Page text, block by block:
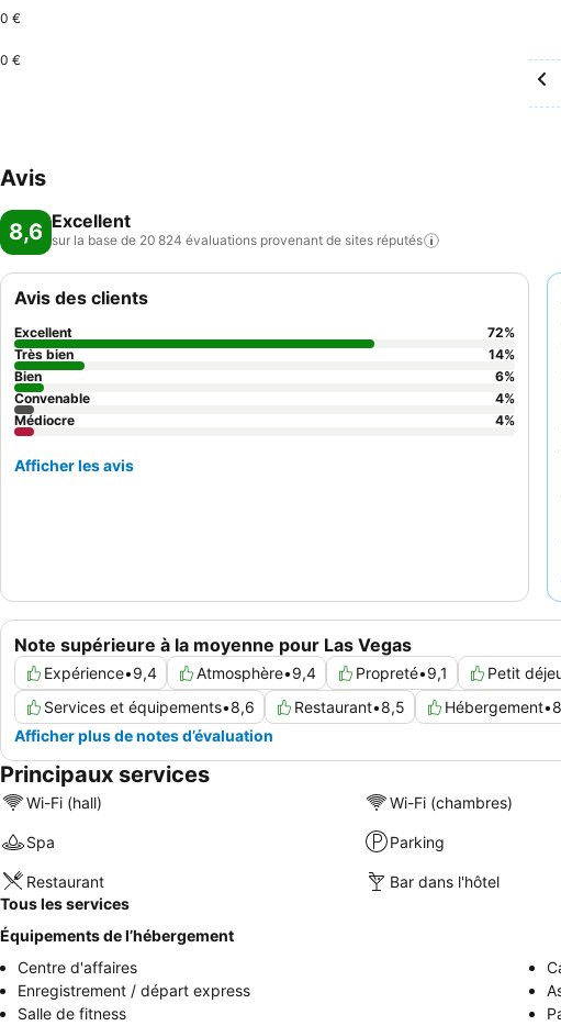
0 €
0 €
Avis
8,6 Excellent
sur la base de 20 824 évaluations provenant de sites réputés
Note supérieure à la moyenne pour Las Vegas
Expérience•9,4 Atmosphère•9,4 Propreté•9,1 Petit
Services et équipements•8,6 Restaurant•8,5 Hébergement•
Afficher plus de notes d’évaluation
Avis des clients
Excellent 72%
Très bien
14%
Bien
6%
Convenable
4%
Médiocre
4%
Afficher les avis
Principaux services
Wi-Fi (hall) Wi-Fi (chambres)
Spa Parking
Restaurant Bar dans l'hôtel
Tous les services
Équipements de l’hébergement
Centre d'affaires
Enregistrement / départ express
Salle de fitness